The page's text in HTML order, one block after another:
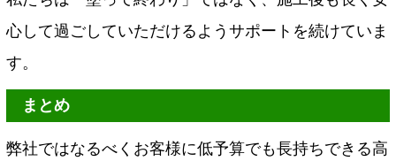
心して過ごしていただけるようサポートを続けていま
す。
まとめ
弊社ではなるべくお客様に低予算でも長持ちできる高